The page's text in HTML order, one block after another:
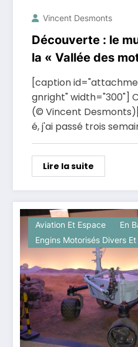
Vincent Desmonts
Découverte : le
la « Vallée des
[caption
gnright" width="300"]
(© Vincent
é, j'ai passé trois
Lire la suite
Aviation Et Espace
En
Engins Motorisés Divers Et